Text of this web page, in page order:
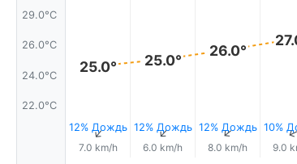
29.0°C
26.0°C
24.0°C
22.0°C
25.0°
12% Дождь
↑
7.0 km/h
25.0°
12% Дождь
↑
6.0 km/h
26.0°
12% Дождь
↑
8.0 km/h
10%
9.0